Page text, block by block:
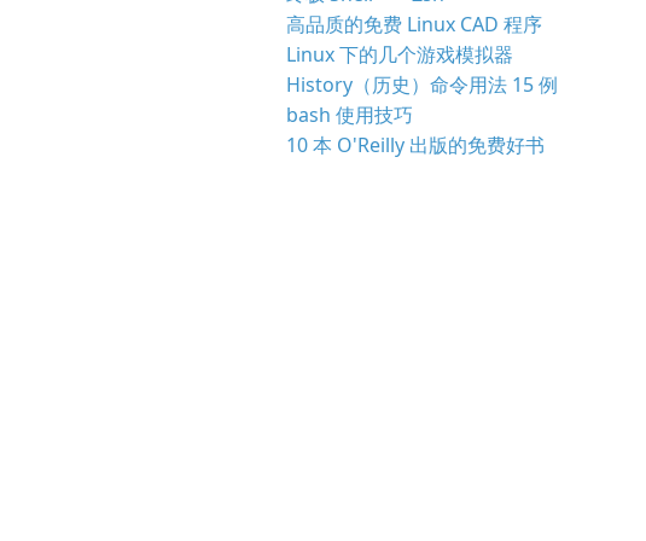
高品质的免费 Linux CAD 程序
Linux 下的几个游戏模拟器
History（历史）命令用法 15 例
bash 使用技巧
10 本 O'Reilly 出版的免费好书